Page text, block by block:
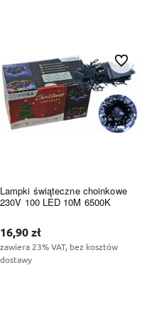
Lampki świąteczne choinkowe
230V 100 LED 10M 6500K
16,90 zł
zawiera 23% VAT, bez kosztów
dostawy
Do